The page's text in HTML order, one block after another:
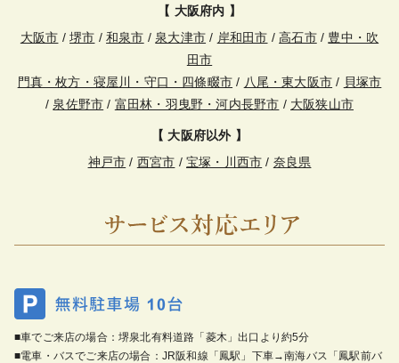
【 大阪府内 】
大阪市 /堺市 /和泉市 / 泉大津市 / 岸和田市 /高石市/ 豊中・吹
田市
門真・枚方・寝屋川・守口・四條畷市 / 八尾・東大阪市 / 貝塚市
/ 泉佐野市 / 富田林・羽曳野・河内長野市 / 大阪狭山市
【 大阪府以外 】
神戸市 / 西宮市 / 宝塚・川西市 / 奈良県
■車でご来店の場合：堺泉北有料道路「菱木」出口より約5分
■電車・バスでご来店の場合：JR阪和線「鳳駅」下車→南海バス「鳳駅前バ